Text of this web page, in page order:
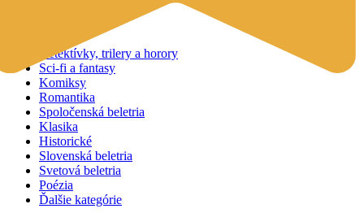
Detektívky, trilery a horory
Sci-fi a fantasy
Komiksy
Romantika
Spoločenská beletria
Klasika
Historické
Slovenská beletria
Svetová beletria
Poézia
Ďalšie kategórie